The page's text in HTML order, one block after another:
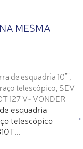
MESMA
esquadria
telescópico